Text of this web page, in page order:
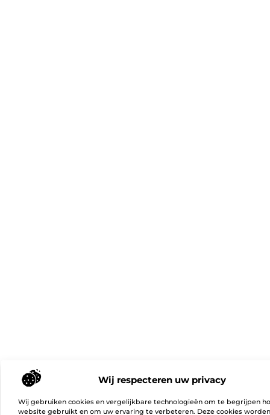
Wij respecteren uw privacy
Wij gebruiken cookies en vergelijkbare technologieën om te begrijpen
website gebruikt en om uw ervaring te verbeteren. Deze cookies